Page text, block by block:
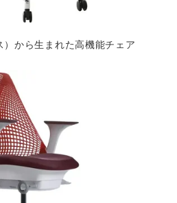
から生まれた高機能チェア